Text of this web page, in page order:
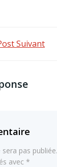
Suivant
pas publiée.
avec *